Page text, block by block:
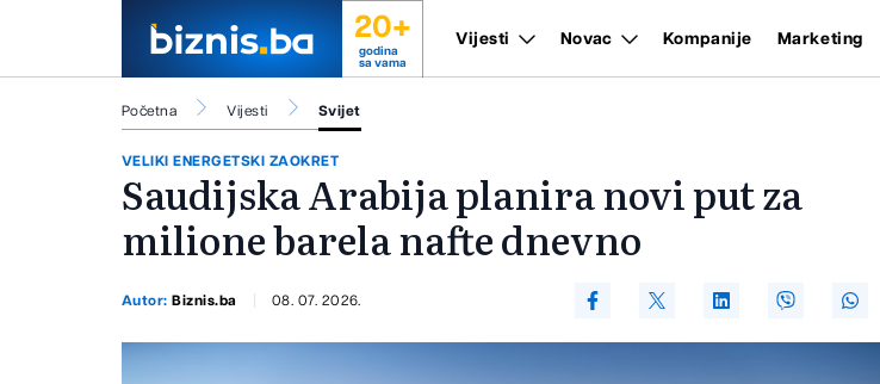
20+
godina
sa vama
Vijesti Novac Kompanije Marketing
Početna Vijesti Svijet
VELIKI ENERGETSKI ZAOKRET
Saudijska Arabija planira novi put za
milione barela nafte dnevno
Autor:Biznis.ba 08. 07. 2026.